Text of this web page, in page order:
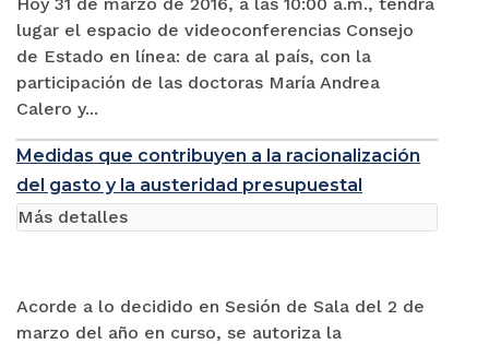
lugar el espacio de videoconferencias Consejo
de Estado en línea: de cara al país, con la
participación de las doctoras María Andrea
Calero y...
Medidas que contribuyen a la racionalización
del gasto y la austeridad presupuestal
Acorde a lo decidido en Sesión de Sala del 2 de
marzo del año en curso, se autoriza la
Más detalles